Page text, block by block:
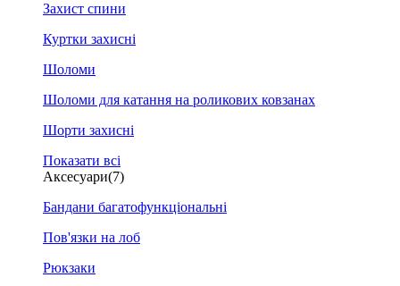
Захист спини
Куртки захисні
Шоломи
Шоломи для катання на роликових ковзанах
Шорти захисні
Показати всі
Аксесуари(7)
Бандани багатофункціональні
Пов'язки на лоб
Рюкзаки